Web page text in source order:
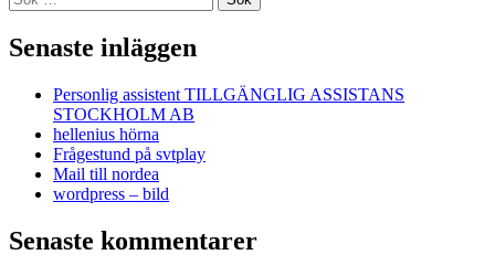
efter:
Senaste inläggen
Personlig assistent TILLGÄNGLIG ASSISTANS
STOCKHOLM AB
hellenius hörna
Frågestund på svtplay
Mail till nordea
wordpress – bild
Senaste kommentarer